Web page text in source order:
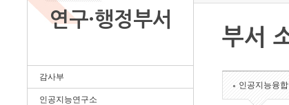
연구·행정부서
감사부
인공지능연구소
부서
인공지능융